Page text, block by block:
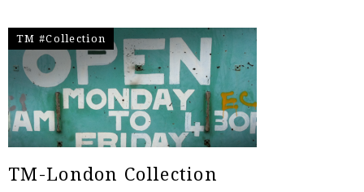
TM #Collection
TM-London Collection